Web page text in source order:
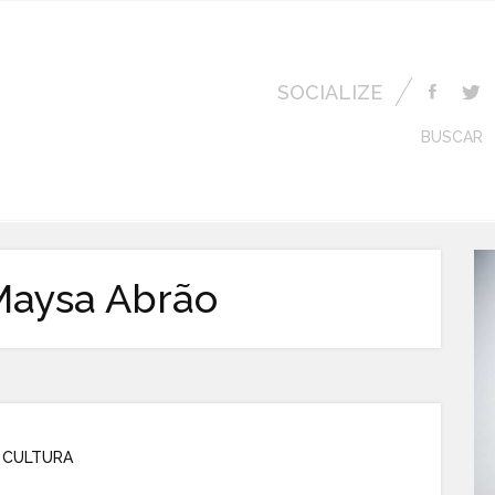
SOCIALIZE
BUSCAR
Abrão
CULTURA